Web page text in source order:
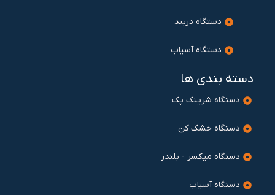
دستگاه دربند
دستگاه آسیاب
دسته بندی ها
دستگاه شرینک پک
دستگاه خشک کن
دستگاه میکسر - بلندر
دستگاه آسیاب